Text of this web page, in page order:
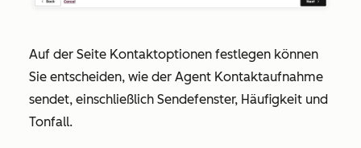
Auf der Seite Kontaktoptionen festlegen können
Sie entscheiden, wie der Agent Kontaktaufnahme
sendet, einschließlich Sendefenster, Häufigkeit und
Tonfall.